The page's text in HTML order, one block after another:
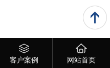
客户案例 网站首页